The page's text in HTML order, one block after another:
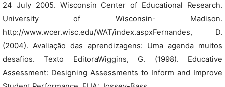
24 July 2005. Wisconsin Center of Educational Research.
University of Wisconsin- Madison.
http://www.wcer.wisc.edu/WAT/index.aspxFernandes, D.
(2004). Avaliação das aprendizagens: Uma agenda muitos
desafios. Texto EditoraWiggins, G. (1998). Educative
Assessment: Designing Assessments to Inform and Improve